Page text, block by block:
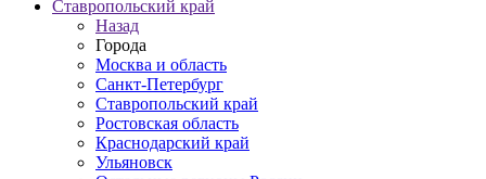
Ставропольский край
Назад
Города
Москва и область
Санкт-Петербург
Ставропольский край
Ростовская область
Краснодарский край
Ульяновск